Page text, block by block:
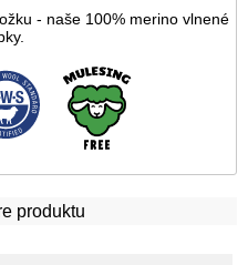
- naše 100% merino vlnené
produktu